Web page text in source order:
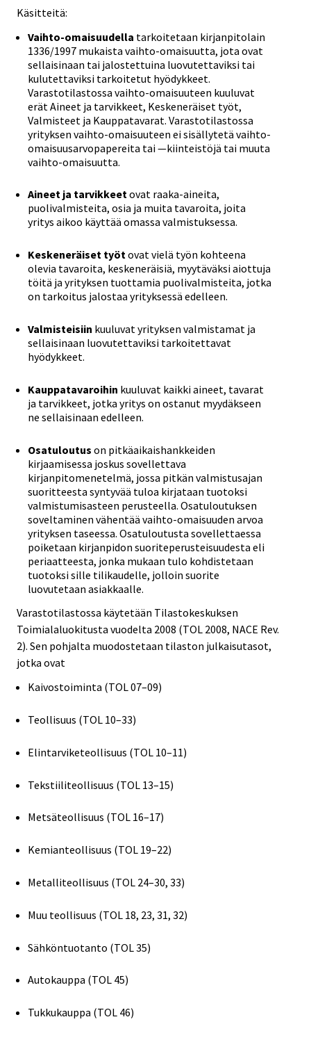
Käsitteitä:
Vaihto-omaisuudella tarkoitetaan kirjanpitolain
1336/1997 mukaista vaihto-omaisuutta, jota ovat
sellaisinaan tai jalostettuina luovutettaviksi tai
kulutettaviksi tarkoitetut hyödykkeet.
Varastotilastossa vaihto-omaisuuteen kuuluvat
erät Aineet ja tarvikkeet, Keskeneräiset työt,
Valmisteet ja Kauppatavarat. Varastotilastossa
yrityksen vaihto-omaisuuteen ei sisällytetä vaihto-
omaisuusarvopapereita tai —kiinteistöjä tai muuta
vaihto-omaisuutta.
Aineet ja tarvikkeetovat raaka-aineita,
puolivalmisteita, osia ja muita tavaroita, joita
yritys aikoo käyttää omassa valmistuksessa.
Keskeneräiset työtovat vielä työn kohteena
olevia tavaroita, keskeneräisiä, myytäväksi aiottuja
töitä ja yrityksen tuottamia puolivalmisteita, jotka
on tarkoitus jalostaa yrityksessä edelleen.
Valmisteisiin kuuluvat yrityksen valmistamat ja
sellaisinaan luovutettaviksi tarkoitettavat
hyödykkeet.
Kauppatavaroihin kuuluvat kaikki aineet, tavarat
ja tarvikkeet, jotka yritys on ostanut myydäkseen
ne sellaisinaan edelleen.
Osatuloutus on pitkäaikaishankkeiden
kirjaamisessa joskus sovellettava
kirjanpitomenetelmä, jossa pitkän valmistusajan
suoritteesta syntyvää tuloa kirjataan tuotoksi
valmistumisasteen perusteella. Osatuloutuksen
soveltaminen vähentää vaihto-omaisuuden arvoa
yrityksen taseessa. Osatuloutusta sovellettaessa
poiketaan kirjanpidon suoriteperusteisuudesta eli
periaatteesta, jonka mukaan tulo kohdistetaan
tuotoksi sille tilikaudelle, jolloin suorite
luovutetaan asiakkaalle.
Varastotilastossa käytetään Tilastokeskuksen
Toimialaluokitusta vuodelta 2008 (TOL 2008, NACE Rev.
2). Sen pohjalta muodostetaan tilaston julkaisutasot,
jotka ovat
Kaivostoiminta (TOL 07–09)
Teollisuus (TOL 10–33)
Elintarviketeollisuus (TOL 10–11)
Tekstiiliteollisuus (TOL 13–15)
Metsäteollisuus (TOL 16–17)
Kemianteollisuus (TOL 19–22)
Metalliteollisuus (TOL 24–30, 33)
Muu teollisuus (TOL 18, 23, 31, 32)
Sähköntuotanto (TOL 35)
Autokauppa (TOL 45)
Tukkukauppa (TOL 46)